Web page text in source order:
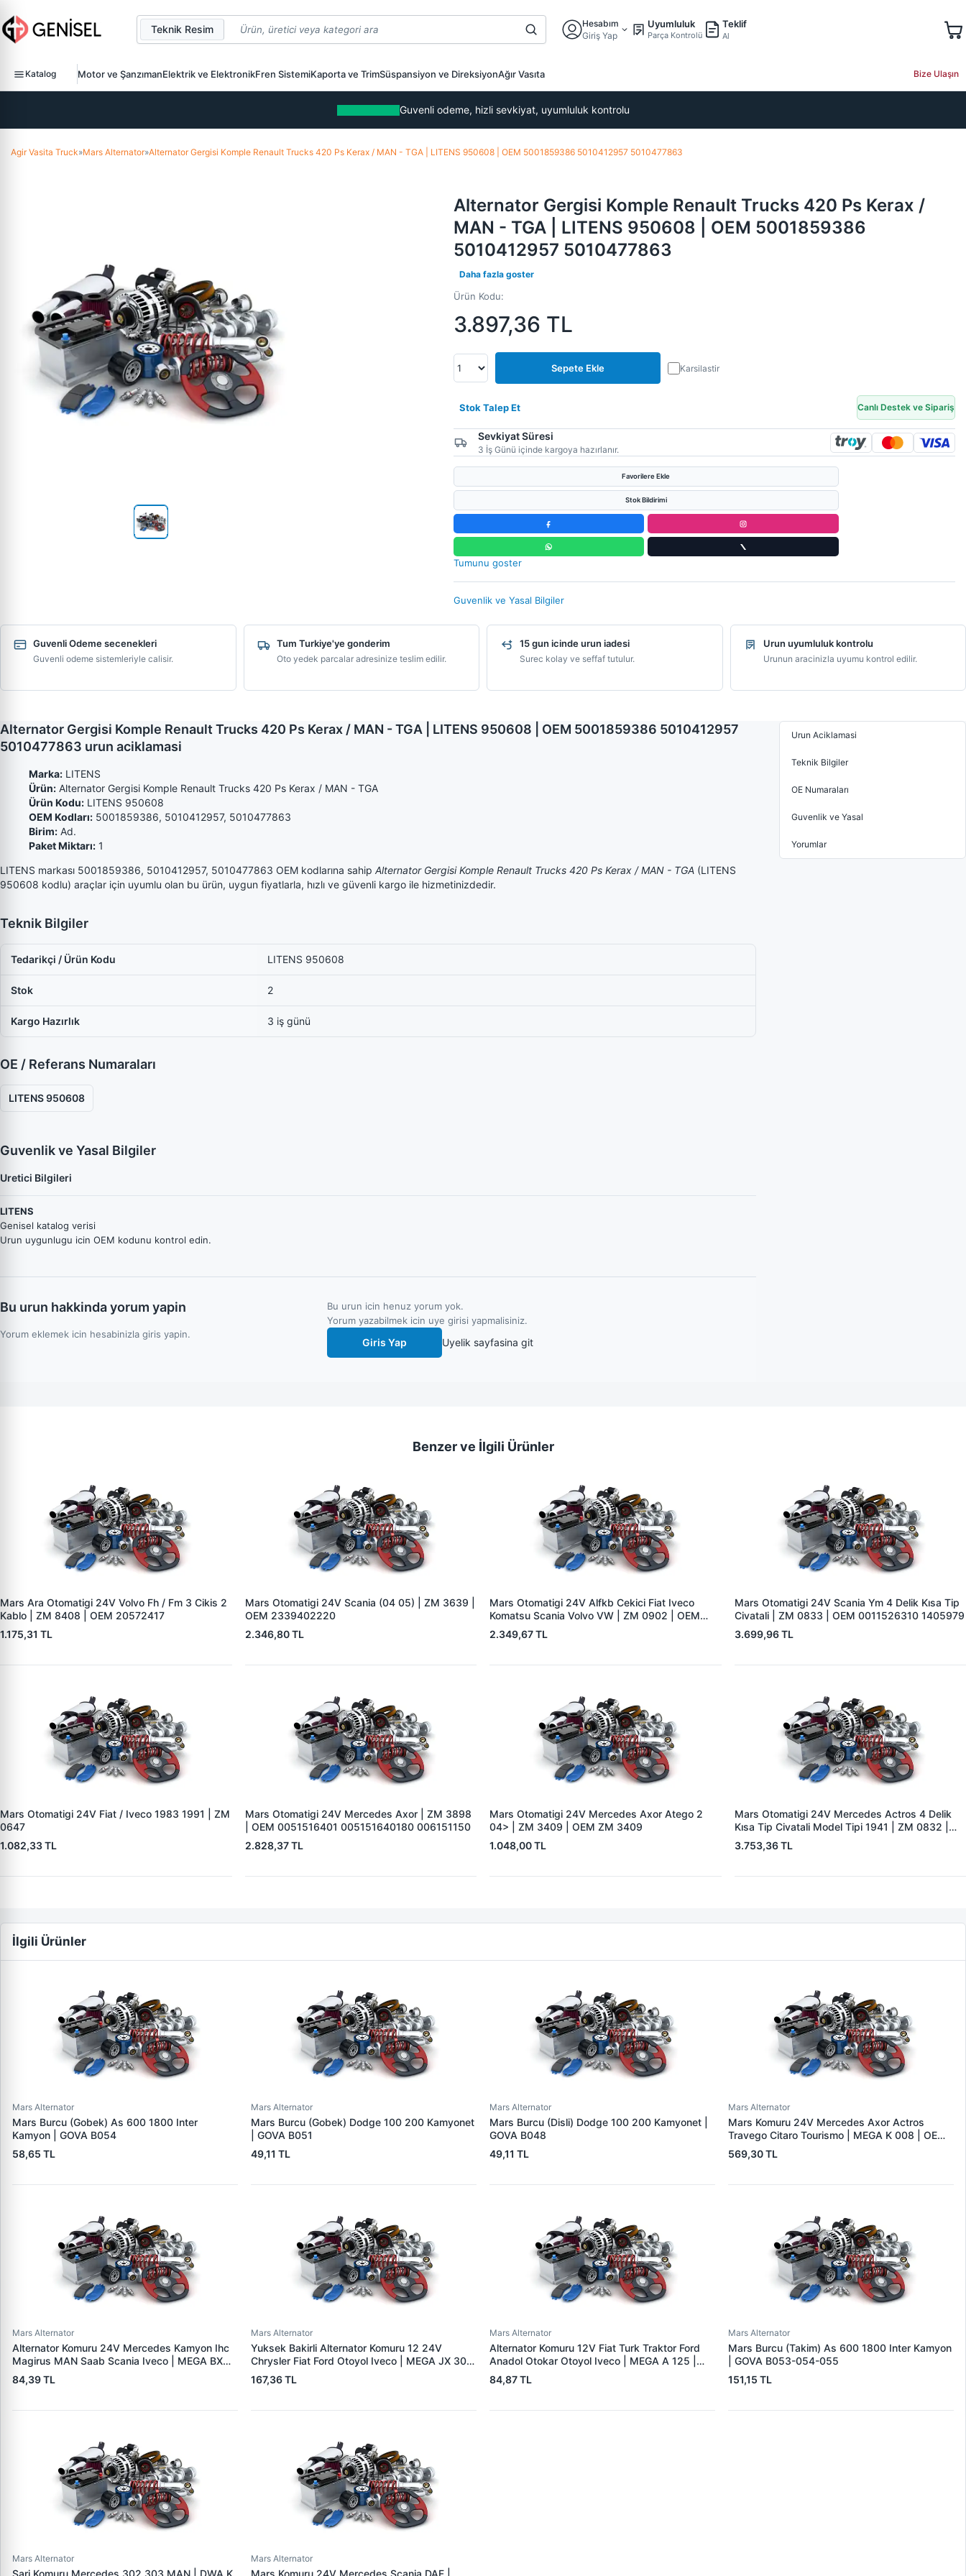
Teknik Resim
Hesabım
Giriş Yap
Uyumluluk
Parça Kontrolü
Teklif
Al
Katalog Motor ve ŞanzımanElektrik ve ElektronikFren SistemiKaporta ve TrimSüspansiyon ve DireksiyonAğır Vasıta Bize Ulaşın
Guvenli odeme, hizli sevkiyat, uyumluluk kontrolu
Agir Vasita Truck»Mars Alternator»Alternator Gergisi Komple Renault Trucks 420 Ps Kerax / MAN - TGA | LITENS 950608 | OEM 5001859386 5010412957 5010477863
Alternator Gergisi Komple Renault Trucks 420 Ps Kerax /
MAN - TGA | LITENS 950608 | OEM 5001859386
5010412957 5010477863
Daha fazla goster
Ürün Kodu:
3.897,36 TL
Sepete Ekle Karsilastir
Stok Talep Et Canlı Destek ve Sipariş
Sevkiyat Süresi
3 İş Günü içinde kargoya hazırlanır.
Favorilere Ekle
Stok Bildirimi
Tumunu goster
Guvenlik ve Yasal Bilgiler
Guvenli Odeme secenekleri
Guvenli odeme sistemleriyle calisir.
Tum Turkiye'ye gonderim
Oto yedek parcalar adresinize teslim edilir.
15 gun icinde urun iadesi
Surec kolay ve seffaf tutulur.
Urun uyumluluk kontrolu
Urunun aracinizla uyumu kontrol edilir.
Alternator Gergisi Komple Renault Trucks 420 Ps Kerax / MAN - TGA | LITENS 950608 | OEM 5001859386 5010412957
5010477863 urun aciklamasi
Marka: LITENS
Ürün: Alternator Gergisi Komple Renault Trucks 420 Ps Kerax / MAN - TGA
Ürün Kodu: LITENS 950608
OEM Kodları: 5001859386, 5010412957, 5010477863
Birim: Ad.
Paket Miktarı: 1
LITENS markası 5001859386, 5010412957, 5010477863 OEM kodlarına sahip Alternator Gergisi Komple Renault Trucks 420 Ps Kerax / MAN - TGA (LITENS
950608 kodlu) araçlar için uyumlu olan bu ürün, uygun fiyatlarla, hızlı ve güvenli kargo ile hizmetinizdedir.
Teknik Bilgiler
Tedarikçi / Ürün Kodu LITENS 950608
Stok 2
Kargo Hazırlık 3 iş günü
OE / Referans Numaraları
LITENS 950608
Guvenlik ve Yasal Bilgiler
Uretici Bilgileri
LITENS
Genisel katalog verisi
Urun uygunlugu icin OEM kodunu kontrol edin.
Bu urun hakkinda yorum yapin
Yorum eklemek icin hesabinizla giris yapin.
Bu urun icin henuz yorum yok.
Yorum yazabilmek icin uye girisi yapmalisiniz.
Giris Yap Uyelik sayfasina git
Urun Aciklamasi
Teknik Bilgiler
OE Numaraları
Guvenlik ve Yasal
Yorumlar
Benzer ve İlgili Ürünler
Mars Ara Otomatigi 24V Volvo Fh / Fm 3 Cikis 2
Kablo | ZM 8408 | OEM 20572417
1.175,31 TL
Mars Otomatigi 24V Scania (04 05) | ZM 3639 |
OEM 2339402220
2.346,80 TL
Mars Otomatigi 24V Alfkb Cekici Fiat Iveco
Komatsu Scania Volvo VW | ZM 0902 | OEM
210995
2.349,67 TL
Mars Otomatigi 24V Scania Ym 4 Delik Kısa Tip
Civatali | ZM 0833 | OEM 0011526310 1405979
3.699,96 TL
Mars Otomatigi 24V Fiat / Iveco 1983 1991 | ZM
0647
1.082,33 TL
Mars Otomatigi 24V Mercedes Axor | ZM 3898
| OEM 0051516401 005151640180 006151150
2.828,37 TL
Mars Otomatigi 24V Mercedes Axor Atego 2
04> | ZM 3409 | OEM ZM 3409
1.048,00 TL
Mars Otomatigi 24V Mercedes Actros 4 Delik
Kısa Tip Civatali Model Tipi 1941 | ZM 0832 |
OEM ZM 0832
3.753,36 TL
İlgili Ürünler
Mars Alternator
Mars Burcu (Gobek) As 600 1800 Inter
Kamyon | GOVA B054
58,65 TL
Mars Alternator
Mars Burcu (Gobek) Dodge 100 200 Kamyonet
| GOVA B051
49,11 TL
Mars Alternator
Mars Burcu (Disli) Dodge 100 200 Kamyonet |
GOVA B048
49,11 TL
Mars Alternator
Mars Komuru 24V Mercedes Axor Actros
Travego Citaro Tourismo | MEGA K 008 | OEM
K-008
569,30 TL
Mars Alternator
Alternator Komuru 24V Mercedes Kamyon Ihc
Magirus MAN Saab Scania Iveco | MEGA BX
202 | OEM 127 014 013
84,39 TL
Mars Alternator
Yuksek Bakirli Alternator Komuru 12 24V
Chrysler Fiat Ford Otoyol Iveco | MEGA JX 30-
31SCU | OEM 749 904 31
167,36 TL
Mars Alternator
Alternator Komuru 12V Fiat Turk Traktor Ford
Anadol Otokar Otoyol Iveco | MEGA A 125 |
OEM A125
84,87 TL
Mars Alternator
Mars Burcu (Takim) As 600 1800 Inter Kamyon
| GOVA B053-054-055
151,15 TL
Mars Alternator
Sarj Komuru Mercedes 302 303 MAN | DWA K
Mars Alternator
Mars Komuru 24V Mercedes Scania DAF |